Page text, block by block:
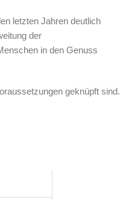
letzten Jahren deutlich
der
in den Genuss
geknüpft sind.